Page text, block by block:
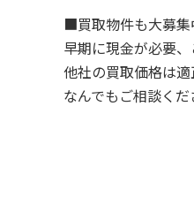
■買取物件も大募
早期に現金が必要
他社の買取価格は
なんでもご相談くだ